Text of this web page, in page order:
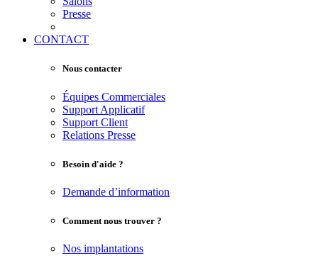
Presse
CONTACT
Nous contacter
Équipes Commerciales
Support Applicatif
Support Client
Relations Presse
Besoin d'aide ?
Demande d’information
Comment nous trouver ?
Nos implantations